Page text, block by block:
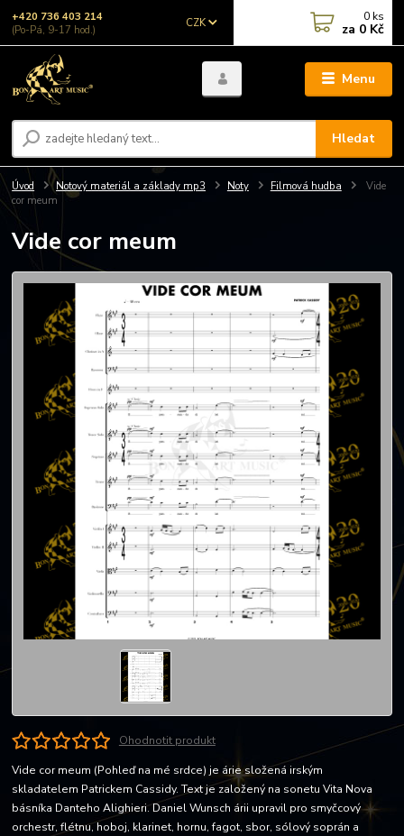
Menu
CZK
Hledat
+420 736 403 214
(Po-Pá, 9-17 hod.)
0 ks
za 0 Kč
Úvod Notový materiál a základy mp3 Noty Filmová hudba
Vide
cor meum
Vide cor meum
Ohodnotit produkt
Vide cor meum (Pohleď na mé srdce) je árie složená irským
skladatelem Patrickem Cassidy. Text je založený na sonetu Vita Nova
básníka Danteho Alighieri. Daniel Wunsch árii upravil pro smyčcový
orchestr, flétnu, hoboj, klarinet, hornu, fagot, sbor, sólový soprán a